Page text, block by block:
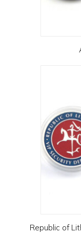
Republic of